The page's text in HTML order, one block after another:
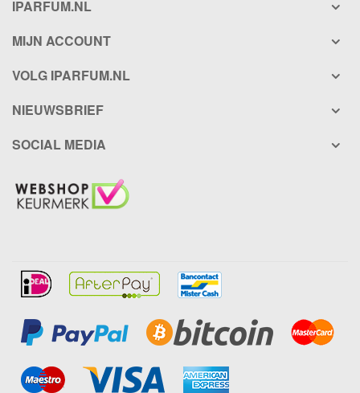
IPARFUM.NL
MIJN ACCOUNT
VOLG IPARFUM.NL
NIEUWSBRIEF
SOCIAL MEDIA